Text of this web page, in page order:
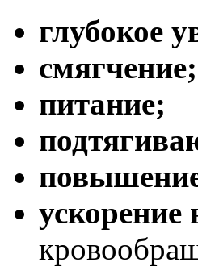
глубокое
смягчение;
питание;
ускорение